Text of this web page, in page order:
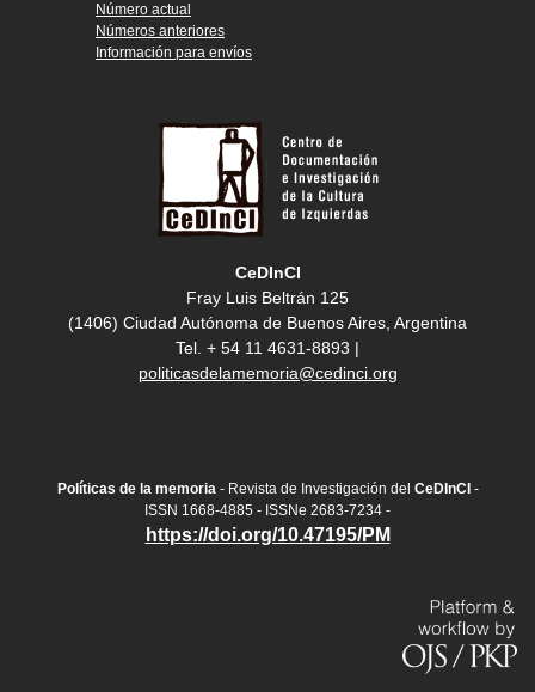
Número actual
Números anteriores
Información para envíos
CeDInCI
Fray Luis Beltrán 125
(1406) Ciudad Autónoma de Buenos Aires, Argentina
Tel. + 54 11 4631-8893 |
politicasdelamemoria@cedinci.org
Políticas de la memoria- Revista de Investigación del CeDInCI -
ISSN 1668-4885 - ISSNe 2683-7234 -
https://doi.org/10.47195/PM